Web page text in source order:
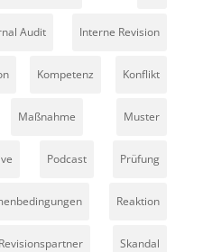
Audit Interne Revision
Kompetenz Konflikt
Maßnahme Muster
Podcast Prüfung
Reaktion
Revisionspartner Skandal